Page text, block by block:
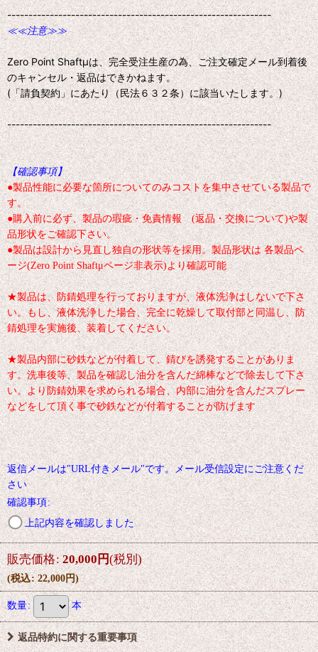
--------------------------------------------------------------
≪≪注意≫≫
Zero Point Shaftμは、完全受注生産の為、ご注文確定メール到着後
のキャンセル・返品はできかねます。
(「請負契約」にあたり（民法６３２条）に該当いたします。)
--------------------------------------------------------------
【確認事項】
●製品性能に必要な箇所についてのみコストを集中させている製品で
す。
●購入前に必ず、製品の瑕疵・免責情報 (返品・交換について)や製
品形状をご確認下さい。
●製品は設計から見直し独自の形状等を採用。製品形状は 各製品ペ
ージ(Zero Point Shaftμページ非表示)より確認可能
★製品は、防錆処理を行っておりますが、液体洗浄はしないで下さ
い。もし、液体洗浄した場合、完全に乾燥して取付部と同温し、防
錆処理を実施後、装着してください。
★製品内部に砂鉄などが付着して、錆びを誘発することがありま
す。洗車後等、製品を確認し油分を含んだ綿棒などで除去して下さ
い。より防錆効果を求められる場合、内部に油分を含んだスプレー
などをして頂く事で砂鉄などが付着することが防げます
返信メールは"URL付きメール"です。メール受信設定にご注意くだ
さい
確認事項:
上記内容を確認しました
販売価格: 20,000円(税別)
(税込: 22,000円)
数量: 本
返品特約に関する重要事項